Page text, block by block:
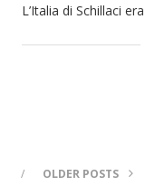
L’Italia di Schillaci
OLDER POSTS